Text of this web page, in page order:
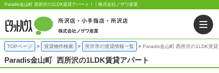
Paradis金山町 西所沢の1LDK賃貸アパート！｜株式会社ノザワ産業
TOPページ 賃貸物件検索 所沢市の賃貸情報一覧 Paradis金山町 西所沢の1LDK賃貸
Paradis金山町 西所沢の1LDK賃貸アパート